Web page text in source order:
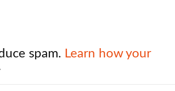
spam. Learn how your